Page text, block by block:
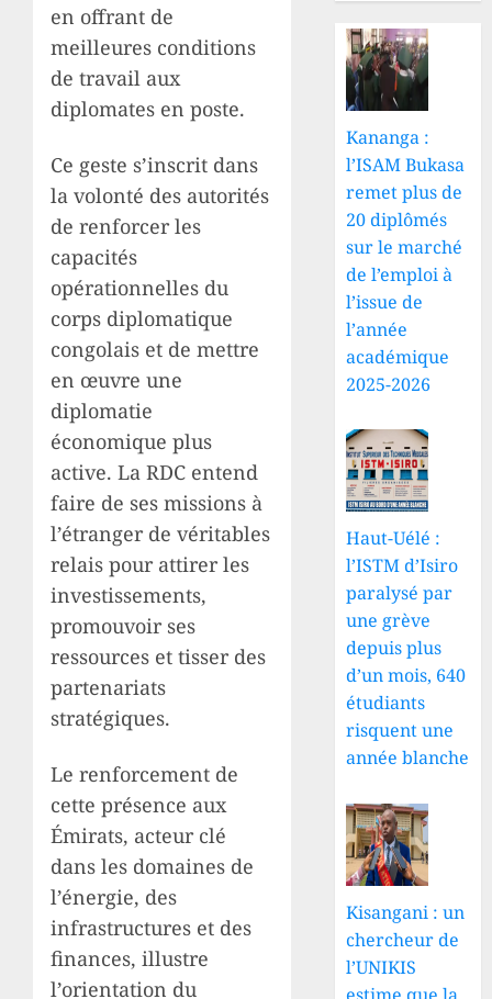
en offrant de
meilleures conditions
de travail aux
diplomates en poste.
Ce geste s’inscrit dans
la volonté des autorités
de renforcer les
capacités
opérationnelles du
corps diplomatique
congolais et de mettre
en œuvre une
diplomatie
économique plus
active. La RDC entend
faire de ses missions à
l’étranger de véritables
relais pour attirer les
investissements,
promouvoir ses
ressources et tisser des
partenariats
stratégiques.
Le renforcement de
cette présence aux
Émirats, acteur clé
dans les domaines de
l’énergie, des
infrastructures et des
finances, illustre
l’orientation du
Kananga :
l’ISAM Bukasa
remet plus de
20 diplômés
sur le marché
de l’emploi à
l’issue de
l’année
académique
2025-2026
Haut-Uélé :
l’ISTM d’Isiro
paralysé par
une grève
depuis plus
d’un mois, 640
étudiants
risquent une
année blanche
Kisangani : un
chercheur de
l’UNIKIS